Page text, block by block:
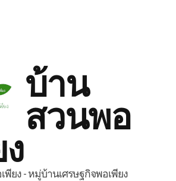
บ้าน
สวนพอ
ยง - หมู่บ้านเศรษฐกิจพอเพียง